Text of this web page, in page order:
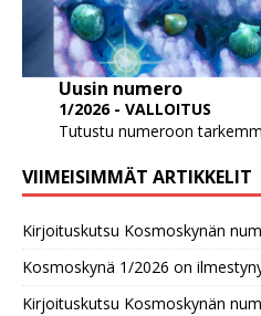
Uusin numero
1/2026 - VALLOITUS
Tutustu numeroon
VIIMEISIMMÄT ARTIKKELIT
Kirjoituskutsu Kosmoskynän
Kosmoskynä 1/2026 on
Kirjoituskutsu Kosmoskynän